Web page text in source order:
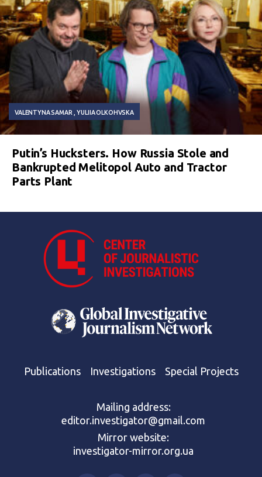
VALENTYNA SAMAR YULIIA OLKOHVSKA
Putin’s Hucksters. How Russia Stole and
Bankrupted Melitopol Auto and Tractor
Parts Plant
Publications Investigations Special Projects
Mailing address:
editor.investigator@gmail.com
Mirror website:
investigator-mirror.org.ua